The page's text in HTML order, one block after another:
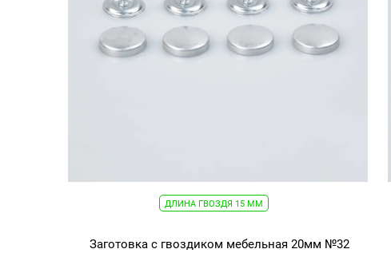
Mikron
Plus
Турция
ДЛИНА ГВОЗДЯ 15 ММ
Заготовка с гвоздиком мебельная 20мм №32